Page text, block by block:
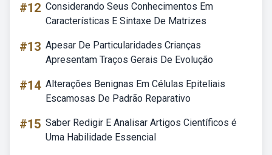
#12 Considerando Seus Conhecimentos Em
Características E Sintaxe De Matrizes
#13 Apesar De Particularidades Crianças
Apresentam Traços Gerais De Evolução
#14 Alterações Benignas Em Células Epiteliais
Escamosas De Padrão Reparativo
#15 Saber Redigir E Analisar Artigos Científicos é
Uma Habilidade Essencial